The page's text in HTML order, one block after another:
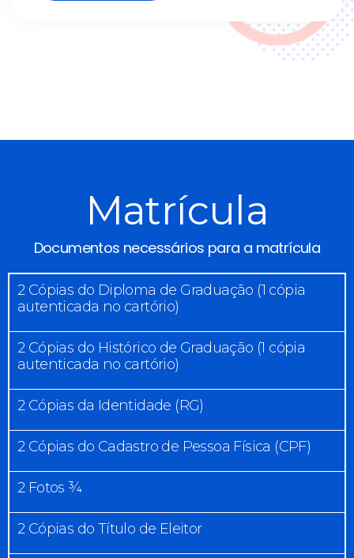
Matrícula
Documentos necessários para a matrícula
2 Cópias do Diploma de Graduação (1 cópia
autenticada no cartório)
2 Cópias do Histórico de Graduação (1 cópia
autenticada no cartório)
2 Cópias da Identidade (RG)
2 Cópias do Cadastro de Pessoa Física (CPF)
2 Fotos ¾
2 Cópias do Título de Eleitor